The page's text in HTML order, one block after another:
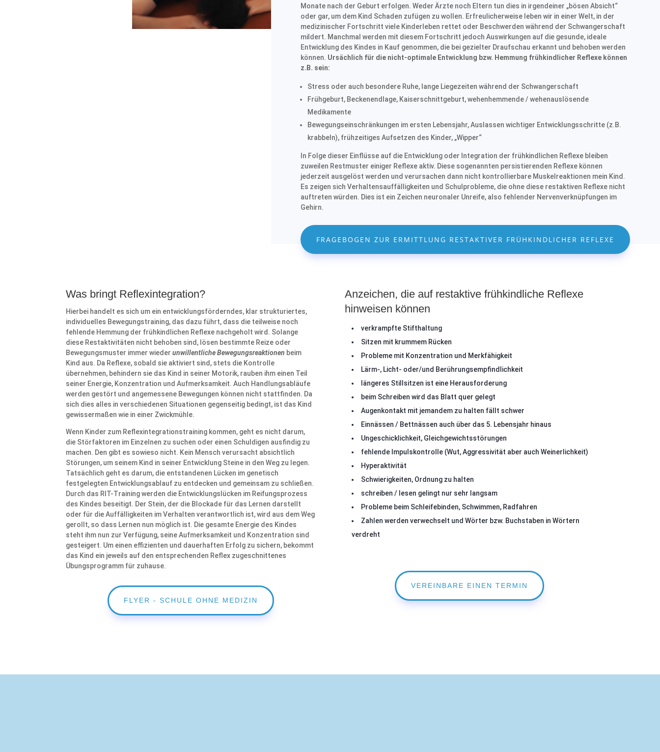
Monate nach der Geburt erfolgen. Weder Ärzte noch Eltern tun dies in irgendeiner „bösen Absicht“
oder gar, um dem Kind Schaden zufügen zu wollen. Erfreulicherweise leben wir in einer Welt, in der
medizinischer Fortschritt viele Kinderleben rettet oder Beschwerden während der Schwangerschaft
mildert. Manchmal werden mit diesem Fortschritt jedoch Auswirkungen auf die gesunde, ideale
Entwicklung des Kindes in Kauf genommen, die bei gezielter Draufschau erkannt und behoben werden
können. Ursächlich für die nicht-optimale Entwicklung bzw. Hemmung frühkindlicher Reflexe können
z.B. sein:
Stress oder auch besondere Ruhe, lange Liegezeiten während der Schwangerschaft
Frühgeburt, Beckenendlage, Kaiserschnittgeburt, wehenhemmende / wehenauslösende
Medikamente
Bewegungseinschränkungen im ersten Lebensjahr, Auslassen wichtiger Entwicklungsschritte (z.B.
krabbeln), frühzeitiges Aufsetzen des Kinder, „Wipper“
In Folge dieser Einflüsse auf die Entwicklung oder Integration der frühkindlichen Reflexe bleiben
zuweilen Restmuster einiger Reflexe aktiv. Diese sogenannten persistierenden Reflexe können
jederzeit ausgelöst werden und verursachen dann nicht kontrollierbare Muskelreaktionen mein Kind.
Es zeigen sich Verhaltensauffälligkeiten und Schulprobleme, die ohne diese restaktiven Reflexe nicht
auftreten würden. Dies ist ein Zeichen neuronaler Unreife, also fehlender Nervenverknüpfungen im
Gehirn.
FRAGEBOGEN ZUR ERMITTLUNG RESTAKTIVER FRÜHKINDLICHER REFLEXE
Was bringt Reflexintegration?
Hierbei handelt es sich um ein entwicklungsförderndes, klar strukturiertes,
individuelles Bewegungstraining, das dazu führt, dass die teilweise noch
fehlende Hemmung der frühkindlichen Reflexe nachgeholt wird. Solange
diese Restaktivitäten nicht behoben sind, lösen bestimmte Reize oder
Bewegungsmuster immer wiederunwillentliche Bewegungsreaktionen beim
Kind aus. Da Reflexe, sobald sie aktiviert sind, stets die Kontrolle
übernehmen, behindern sie das Kind in seiner Motorik, rauben ihm einen Teil
seiner Energie, Konzentration und Aufmerksamkeit. Auch Handlungsabläufe
werden gestört und angemessene Bewegungen können nicht stattfinden. Da
sich dies alles in verschiedenen Situationen gegenseitig bedingt, ist das Kind
gewissermaßen wie in einer Zwickmühle.
Wenn Kinder zum Reflexintegrationstraining kommen, geht es nicht darum,
die Störfaktoren im Einzelnen zu suchen oder einen Schuldigen ausfindig zu
machen. Den gibt es sowieso nicht. Kein Mensch verursacht absichtlich
Störungen, um seinem Kind in seiner Entwicklung Steine in den Weg zu legen.
Tatsächlich geht es darum, die entstandenen Lücken im genetisch
festgelegten Entwicklungsablauf zu entdecken und gemeinsam zu schließen.
Durch das RIT-Training werden die Entwicklungslücken im Reifungsprozess
des Kindes beseitigt. Der Stein, der die Blockade für das Lernen darstellt
oder für die Auffälligkeiten im Verhalten verantwortlich ist, wird aus dem Weg
gerollt, so dass Lernen nun möglich ist. Die gesamte Energie des Kindes
steht ihm nun zur Verfügung, seine Aufmerksamkeit und Konzentration sind
gesteigert. Um einen effizienten und dauerhaften Erfolg zu sichern, bekommt
das Kind ein jeweils auf den entsprechenden Reflex zugeschnittenes
Übungsprogramm für zuhause.
FLYER - SCHULE OHNE MEDIZIN
Anzeichen, die auf restaktive frühkindliche Reflexe
hinweisen können
verkrampfte Stifthaltung
Sitzen mit krummem Rücken
Probleme mit Konzentration und Merkfähigkeit
Lärm-, Licht- oder/und Berührungsempfindlichkeit
längeres Stillsitzen ist eine Herausforderung
beim Schreiben wird das Blatt quer gelegt
Augenkontakt mit jemandem zu halten fällt schwer
Einnässen / Bettnässen auch über das 5. Lebensjahr hinaus
Ungeschicklichkeit, Gleichgewichtsstörungen
fehlende Impulskontrolle (Wut, Aggressivität aber auch Weinerlichkeit)
Hyperaktivität
Schwierigkeiten, Ordnung zu halten
schreiben / lesen gelingt nur sehr langsam
Probleme beim Schleifebinden, Schwimmen, Radfahren
Zahlen werden verwechselt und Wörter bzw. Buchstaben in Wörtern
verdreht
VEREINBARE EINEN TERMIN